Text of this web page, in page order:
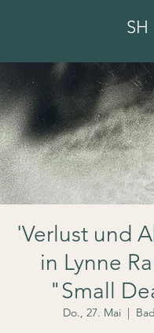
SH
'Verlust und
in Lynne
"Small
Do., 27. Mai
  |